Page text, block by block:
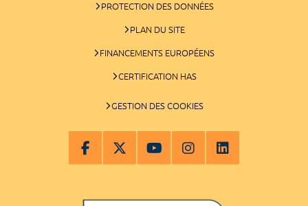
PROTECTION DES DONNÉES
PLAN DU SITE
FINANCEMENTS EUROPÉENS
CERTIFICATION HAS
GESTION DES COOKIES